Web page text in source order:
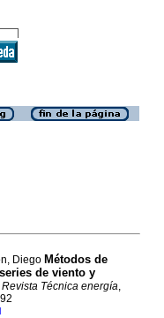
Diego Métodos de
de viento y
Revista Técnica energía,